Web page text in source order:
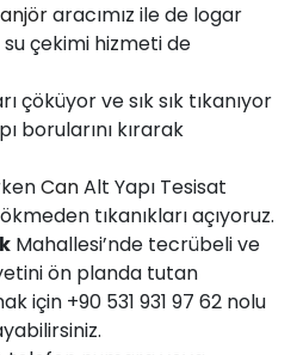
aracımız ile de logar
su çekimi hizmeti de
çöküyor ve sık sık tıkanıyor
borularını kırarak
CanAlt Yapı Tesisat
tıkanıkları açıyoruz.
Mahallesi’nde tecrübeli ve
ön planda tutan
için +90 531 931 97 62 nolu